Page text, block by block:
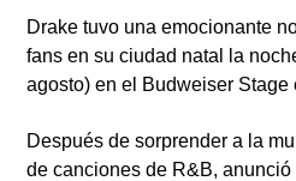
Drake tuvo una emocionante
fans en su ciudad natal la
agosto) en el Budweiser Stage
Después de sorprender a la
de canciones de R&B,